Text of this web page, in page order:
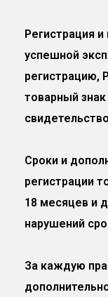
Регистрация
успешной
регистрацию,
товарный
Сроки и
регистрации
18 месяцев и
нарушений
За каждую